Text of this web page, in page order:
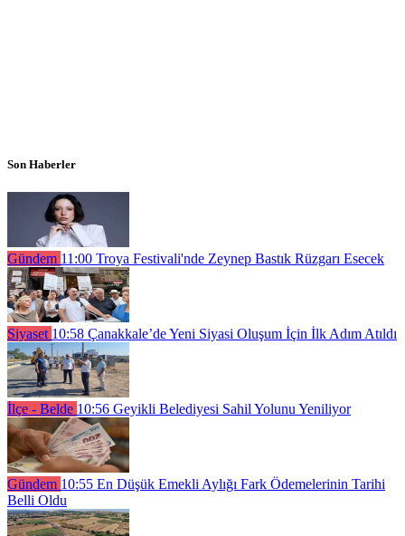
Son Haberler
Gündem 11:00 Troya Festivali'nde Zeynep Bastık Rüzgarı Esecek
Siyaset 10:58 Çanakkale’de Yeni Siyasi Oluşum İçin İlk Adım Atıldı
İlçe - Belde 10:56 Geyikli Belediyesi Sahil Yolunu Yeniliyor
Gündem 10:55 En Düşük Emekli Aylığı Fark Ödemelerinin Tarihi
Belli Oldu